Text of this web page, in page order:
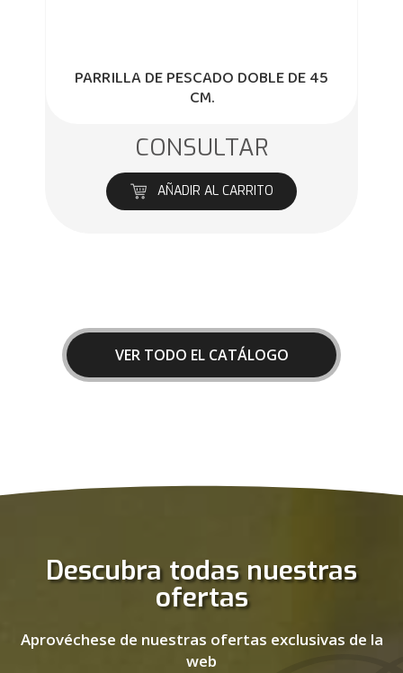
PARRILLA DE PESCADO DOBLE DE 45
CM.
CONSULTAR
AÑADIR AL CARRITO
VER TODO EL CATÁLOGO
Descubra todas nuestras
ofertas
Aprovéchese de nuestras ofertas exclusivas de la
web